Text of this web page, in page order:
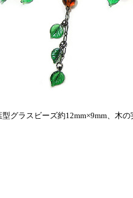
型グラスビーズ約12mm×9mm、木の